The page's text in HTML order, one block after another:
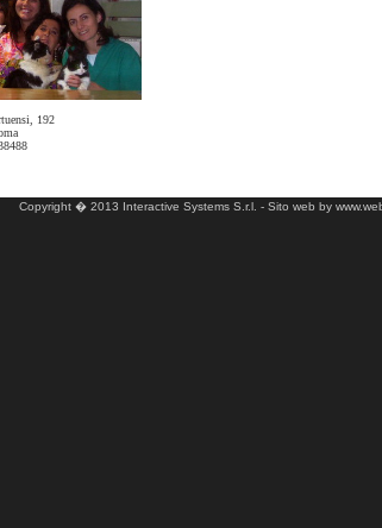
192
Copyright � 2013 Interactive Systems S.r.l. - Sito web by